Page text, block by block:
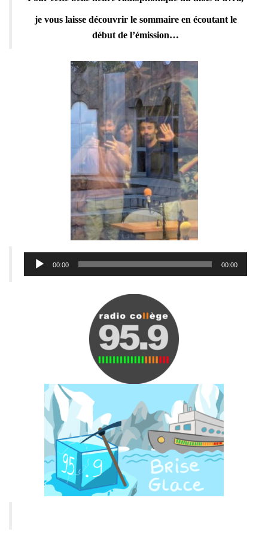
je vous laisse découvrir le sommaire en écoutant le
début de l’émission…
Lecteur
audio
00:00 00:00